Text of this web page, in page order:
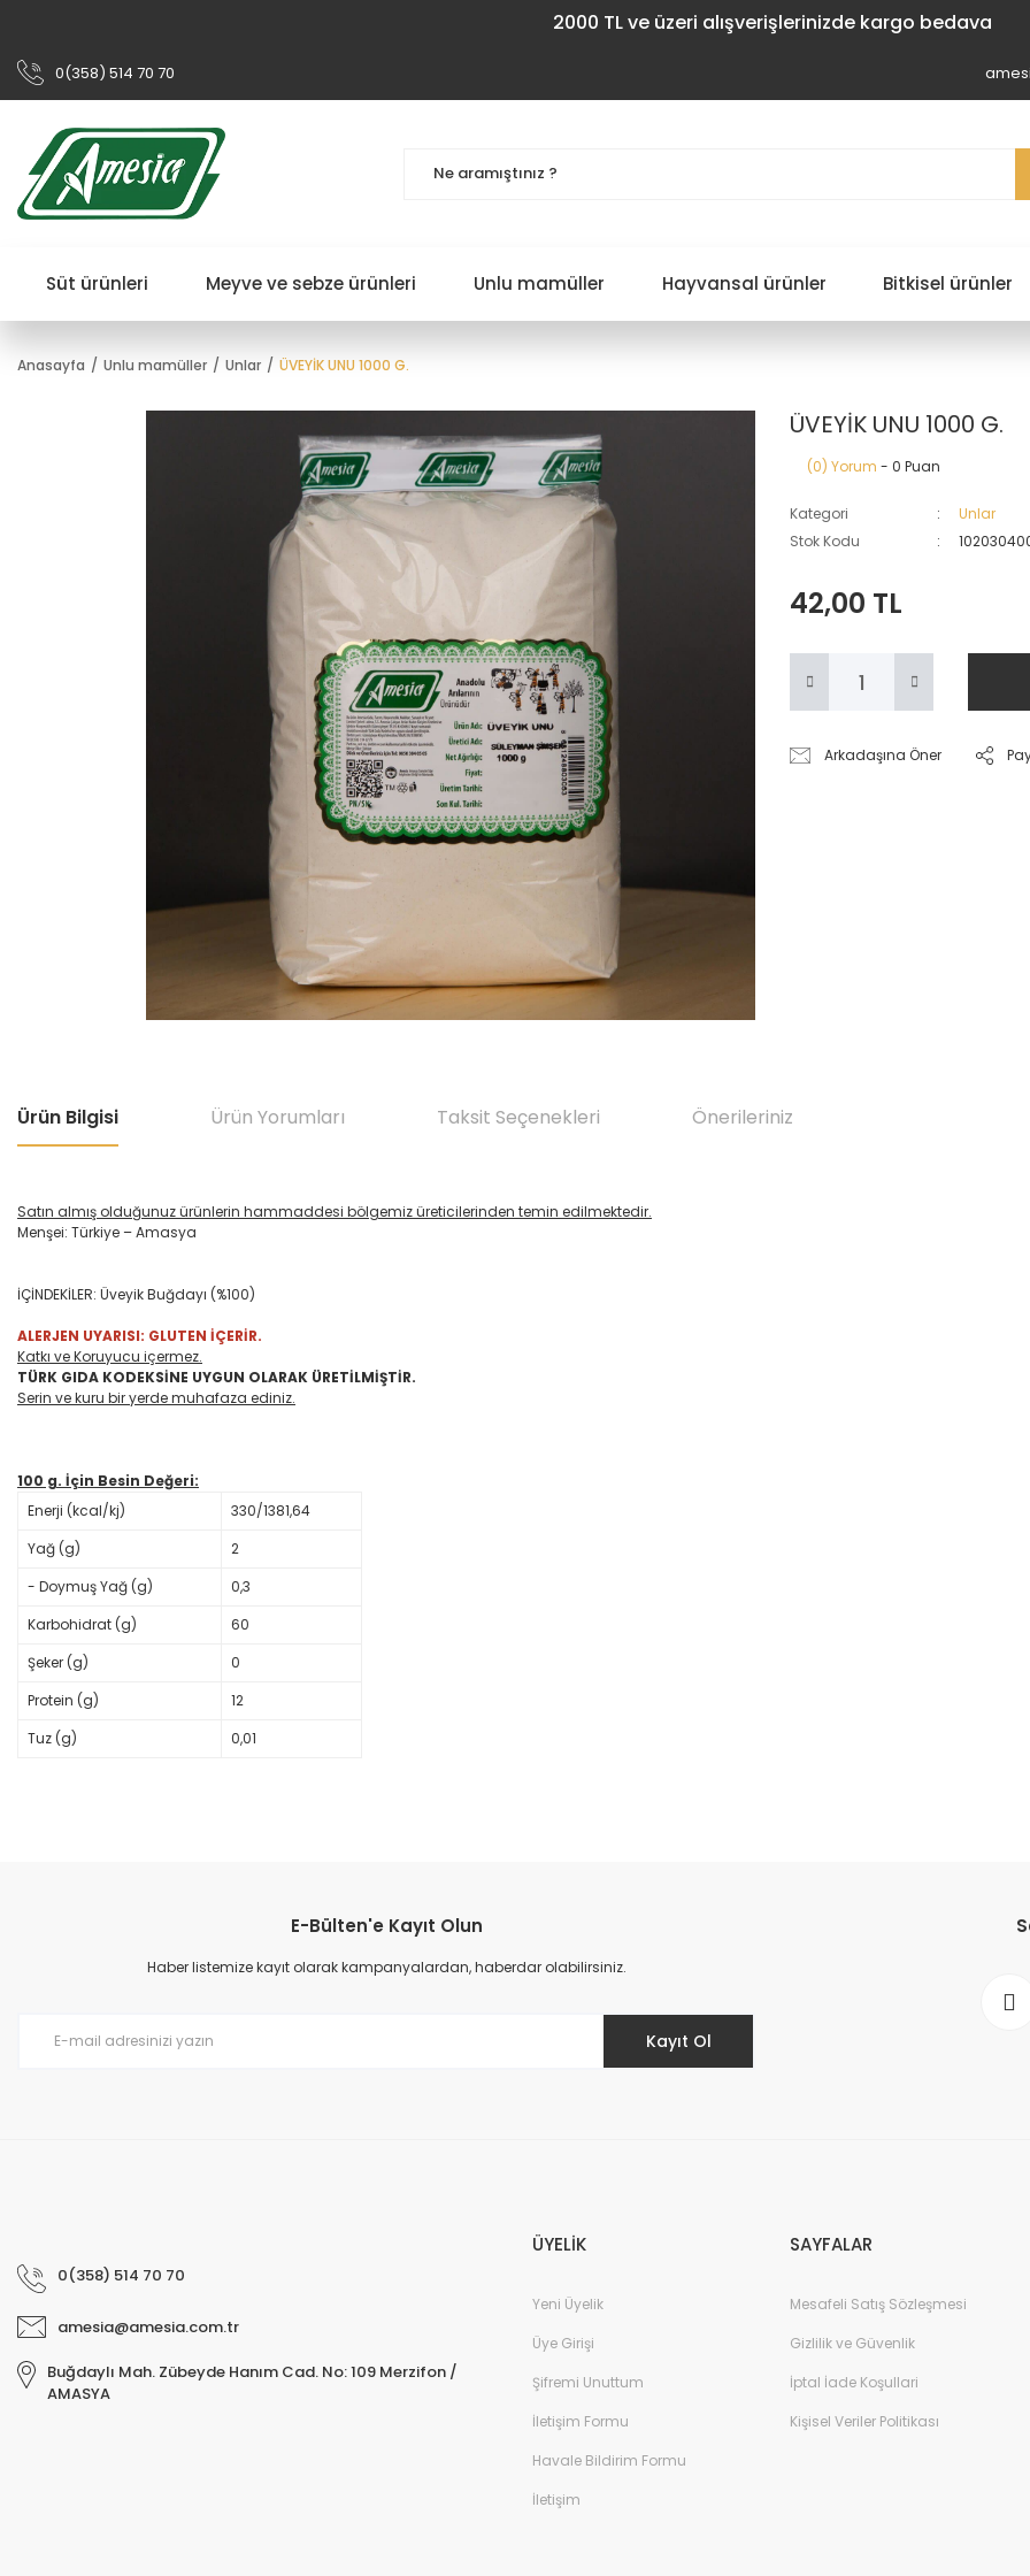
2000 TL ve üzeri alışverişlerinizde kargo bedava
0(358) 514 70 70
Süt ürünleri Meyve ve sebze ürünleri Unlu mamüller Hayvansal ürünler Bitkisel ürünler
Anasayfa Unlu mamüller Unlar ÜVEYİK UNU 1000 G.
ÜVEYİK UNU 1000 G.
(0) Yorum - 0 Puan
Kategori
Unlar
Stok Kodu
42,00 TL
Arkadaşına Öner
Ürün Bilgisi Ürün Yorumları Taksit Seçenekleri Önerileriniz
Satın almış olduğunuz ürünlerin hammaddesi bölgemiz üreticilerinden temin edilmektedir.
Menşei: Türkiye – Amasya
İÇİNDEKİLER: Üveyik Buğdayı (%100)
ALERJEN UYARISI: GLUTEN İÇERİR.
Katkı ve Koruyucu içermez.
TÜRK GIDA KODEKSİNE UYGUN OLARAK ÜRETİLMİŞTİR.
Serin ve kuru bir yerde muhafaza ediniz.
100 g. İçin Besin Değeri:
Enerji (kcal/kj)
330/1381,64
Yağ (g)
2
- Doymuş Yağ (g)
0,3
Karbohidrat (g)
60
Şeker (g)
0
Protein (g)
12
Tuz (g)
0,01
Ürün resmi kalitesiz, bozuk veya görüntülenemiyor.
Ürün açıklamasında eksik bilgiler bulunuyor.
E-Bülten'e Kayıt Olun
Haber listemize kayıt olarak kampanyalardan, haberdar olabilirsiniz.
Kayıt Ol
0(358) 514 70 70
amesia@amesia.com.tr
Buğdaylı Mah. Zübeyde Hanım Cad. No: 109 Merzifon /
AMASYA
ÜYELİK
Yeni Üyelik
Üye Girişi
Şifremi Unuttum
İletişim Formu
Havale Bildirim Formu
İletişim
SAYFALAR
Mesafeli Satış Sözleşmesi
Gizlilik ve Güvenlik
İptal İade Koşullari
Kişisel Veriler Politikası